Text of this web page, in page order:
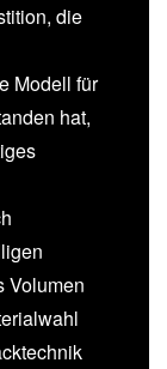
die
Modell für
hat,
Volumen